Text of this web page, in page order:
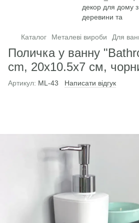
Каталог Металеві вироби Для
Поличка у ванну
cm, 20x10.5x7 см,
Артикул: ML-43 Написати відгук